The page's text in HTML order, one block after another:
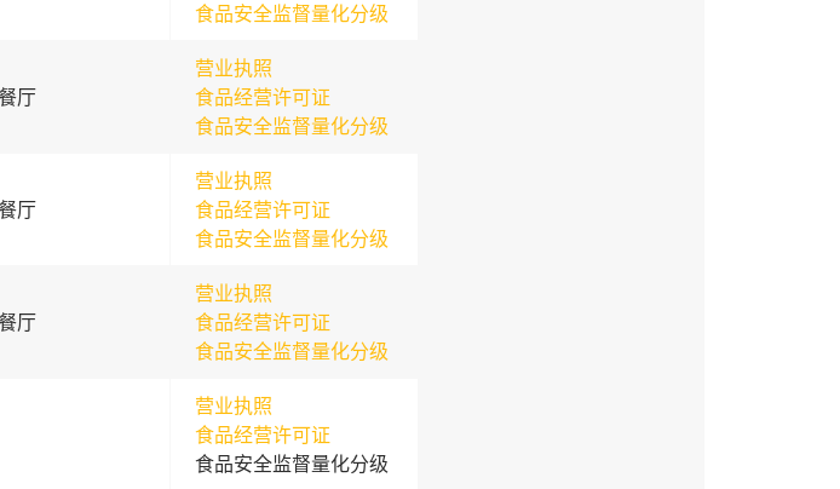
食品安全监督量化分级
厅
营业执照
食品经营许可证
食品安全监督量化分级
厅
营业执照
食品经营许可证
食品安全监督量化分级
厅
营业执照
食品经营许可证
食品安全监督量化分级
营业执照
食品经营许可证
食品安全监督量化分级